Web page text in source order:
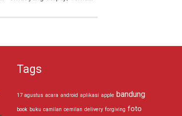
Tags
17 agustus acara android aplikasi apple bandung
book buku camilan cemilan delivery forgiving foto